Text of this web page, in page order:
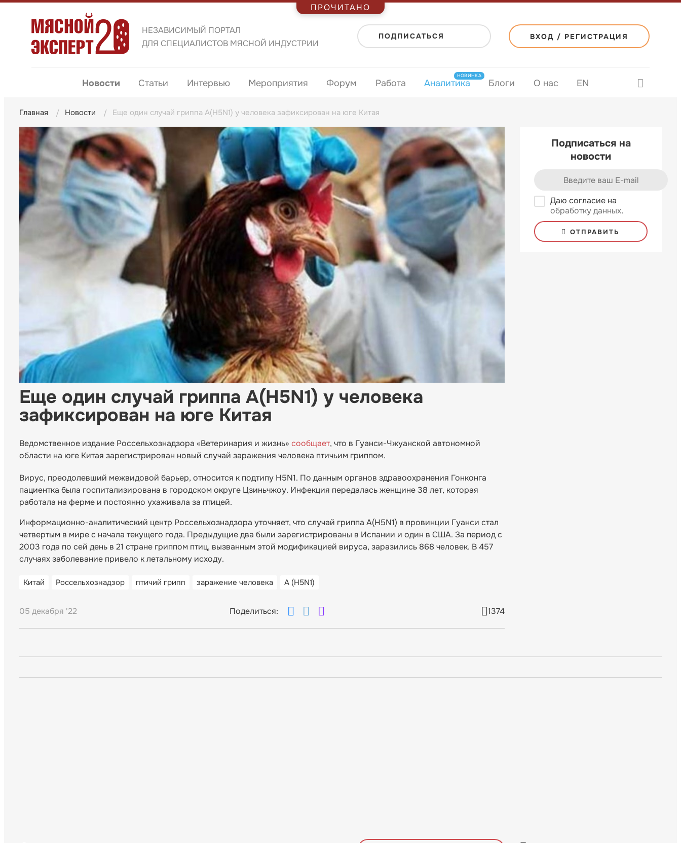
НЕЗАВИСИМЫЙ ПОРТАЛ
ДЛЯ СПЕЦИАЛИСТОВ МЯСНОЙ ИНДУСТРИИ
ПОДПИСАТЬСЯ ВХОД / РЕГИСТРАЦИЯ
Новости Статьи Интервью Мероприятия Форум Работа Аналитика
НОВИНКА
Блоги О нас EN
Главная Новости Еще один случай гриппа A(H5N1) у человека зафиксирован на юге Китая
Еще один случай гриппа A(H5N1) у человека
зафиксирован на юге Китая
Ведомственное издание Россельхознадзора «Ветеринария и жизнь» сообщает, что в Гуанси-Чжуанской автономной
области на юге Китая зарегистрирован новый случай заражения человека птичьим гриппом.
Вирус, преодолевший межвидовой барьер, относится к подтипу H5N1. По данным органов здравоохранения Гонконга
пациентка была госпитализирована в городском округе Цзиньчжоу. Инфекция передалась женщине 38 лет, которая
работала на ферме и постоянно ухаживала за птицей.
Информационно-аналитический центр Россельхознадзора уточняет, что случай гриппа A(H5N1) в провинции Гуанси стал
четвертым в мире с начала текущего года. Предыдущие два были зарегистрированы в Испании и один в США. За период с
2003 года по сей день в 21 стране гриппом птиц, вызванным этой модификацией вируса, заразились 868 человек. В 457
случаях заболевание привело к летальному исходу.
Китай Россельхознадзор птичий грипп заражение человека A (H5N1)
05 декабря '22 Поделиться: 1374
Подписаться на
новости
Даю согласие на
обработку данных.
ОТПРАВИТЬ
ПРОЧИТАНО